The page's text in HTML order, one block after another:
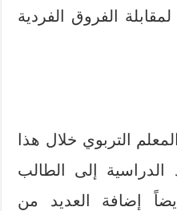
الفروق الفردية
التربوي خلال هذا
الدراسية إلى الطالب
إضافة العديد من